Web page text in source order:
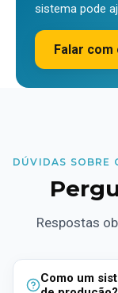
sistema pode
Falar
DÚVIDAS SOBRE
Respostas
Como um